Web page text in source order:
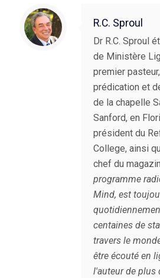
R.C. Sproul
Dr R.C. Sproul
de Ministère
premier
prédication et
de la chapelle
Sanford, en
président du
College, ainsi
chef du
programme
Mind, est
centaines de
travers le
être écouté en
l'auteur de plus